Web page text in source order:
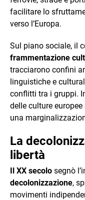
facilitare lo
verso l’Europa.
Sul piano sociale, il
frammentazione
tracciarono confini
linguistiche e
conflitti tra i gruppi.
delle culture
una
La
libertà
Il XX secolo segnò
decolonizzazione,
movimenti